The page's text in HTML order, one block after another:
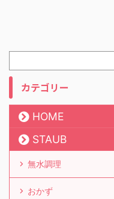
カテゴリー
HOME
STAUB
無水調理
おかず